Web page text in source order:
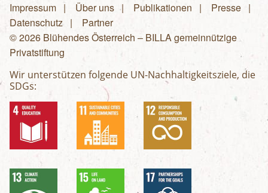
Fußzeilenmenü
Impressum Über uns Publikationen
Presse
Datenschutz
Partner
© 2026 Blühendes Österreich – BILLA gemeinnützige
Privatstiftung
Wir unterstützen folgende UN-Nachhaltigkeitsziele, die
SDGs: